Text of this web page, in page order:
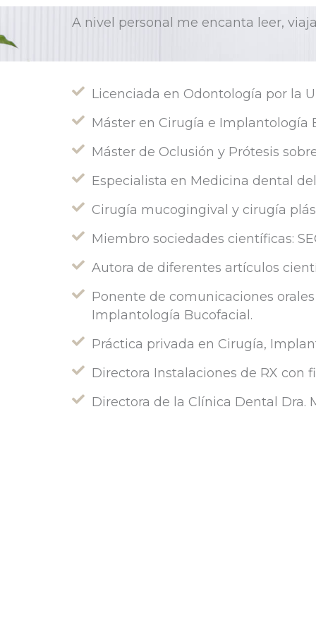
A nivel personal me encanta leer,
Licenciada en Odontología por la
Máster en Cirugía e Implantología
Máster de Oclusión y Prótesis
Especialista en Medicina dental del
Cirugía mucogingival y cirugía
Miembro sociedades científicas:
Autora de diferentes artículos
Ponente de comunicaciones
Implantología Bucofacial.
Práctica privada en Cirugía,
Directora Instalaciones de RX con
Directora de la Clínica Dental Dra.